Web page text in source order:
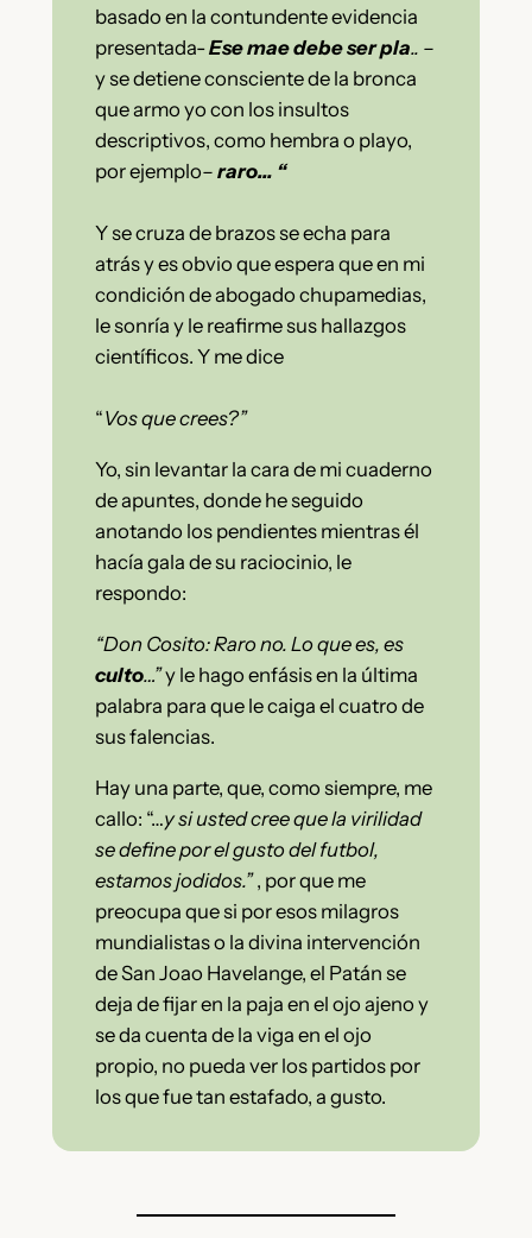
basado en la contundente evidencia
presentada-Ese mae debe ser pla.. –
y se detiene consciente de la bronca
que armo yo con los insultos
descriptivos, como hembra o playo,
por ejemplo– raro… “
Y se cruza de brazos se echa para
atrás y es obvio que espera que en mi
condición de abogado chupamedias,
le sonría y le reafirme sus hallazgos
científicos. Y me dice
“Vos que crees?”
Yo, sin levantar la cara de mi cuaderno
de apuntes, donde he seguido
anotando los pendientes mientras él
hacía gala de su raciocinio, le
respondo:
“Don Cosito: Raro no. Lo que es, es
culto…”y le hago enfásis en la última
palabra para que le caiga el cuatro de
sus falencias.
Hay una parte, que, como siempre, me
callo: “…y si usted cree que la virilidad
se define por el gusto del futbol,
estamos jodidos.”, por que me
preocupa que si por esos milagros
mundialistas o la divina intervención
de San Joao Havelange, el Patán se
deja de fijar en la paja en el ojo ajeno y
se da cuenta de la viga en el ojo
propio, no pueda ver los partidos por
los que fue tan estafado, a gusto.